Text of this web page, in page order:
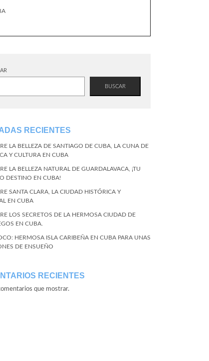
BUSCAR
RECIENTES
LA BELLEZA DE SANTIAGO DE CUBA, LA CUNA DE
Y CULTURA EN CUBA
LA BELLEZA NATURAL DE GUARDALAVACA, ¡TU
DESTINO EN CUBA!
SANTA CLARA, LA CIUDAD HISTÓRICA Y
EN CUBA
LOS SECRETOS DE LA HERMOSA CIUDAD DE
EN CUBA.
HERMOSA ISLA CARIBEÑA EN CUBA PARA UNAS
DE ENSUEÑO
RECIENTES
que mostrar.